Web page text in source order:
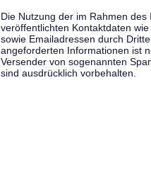
Die Nutzung der im Rahmen
veröffentlichten Kontaktdaten
sowie Emailadressen durch
angeforderten Informationen ist
Versender von sogenannten
sind ausdrücklich vorbehalten.